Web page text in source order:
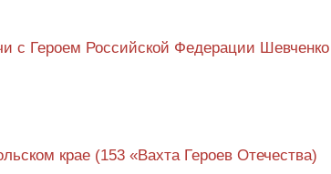
с Героем Российской Федерации
крае (153 «Вахта Героев Отечества)